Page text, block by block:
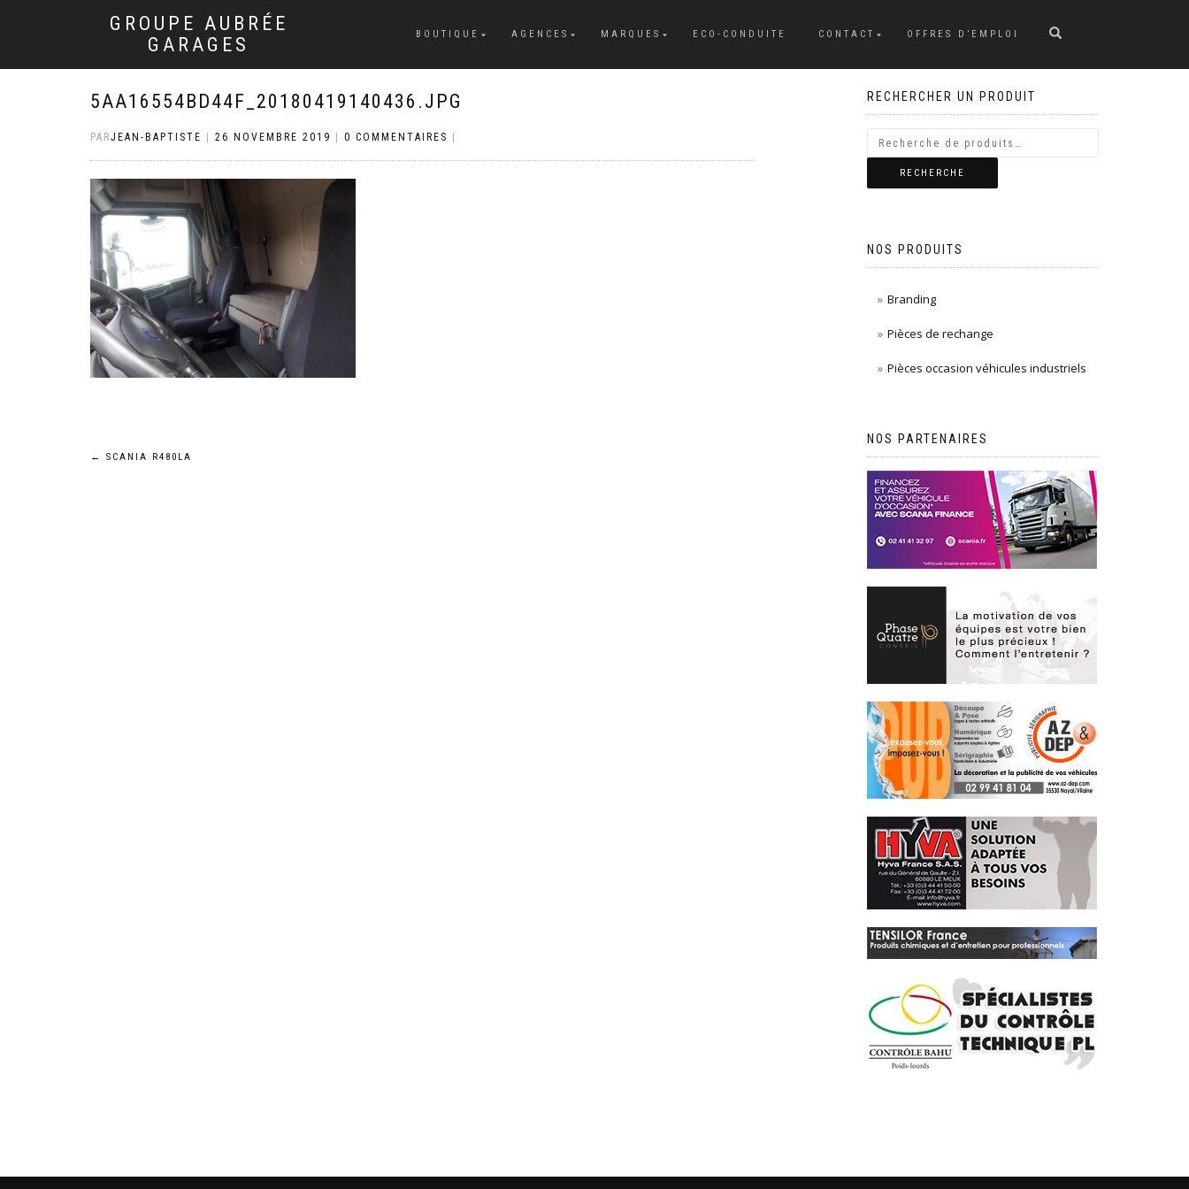
GROUPE AUBRÉE
GARAGES
BOUTIQUE AGENCES MARQUES ECO-CONDUITE CONTACT OFFRES D’EMPLOI
5AA16554BD44F_20180419140436.JPG
PARJEAN-BAPTISTE 26 NOVEMBRE 2019 0 COMMENTAIRES
Navigation
← SCANIA R480LA
RECHERCHER UN PRODUIT
RECHERCHE
NOS PRODUITS
Branding
Pièces de rechange
Pièces occasion véhicules industriels
NOS PARTENAIRES